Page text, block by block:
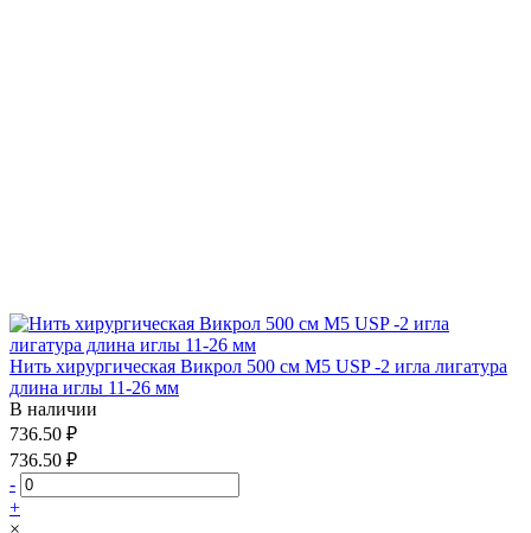
Нить хирургическая Викрол 500 см М5 USP -2 игла лигатура
длина иглы 11-26 мм
В наличии
736.50 ₽
736.50 ₽
-
+
×